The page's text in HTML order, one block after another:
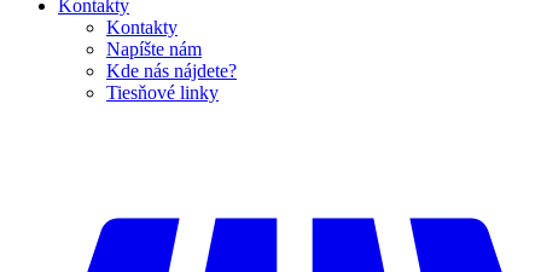
Kontakty
Kontakty
Napíšte nám
Kde nás nájdete?
Tiesňové linky